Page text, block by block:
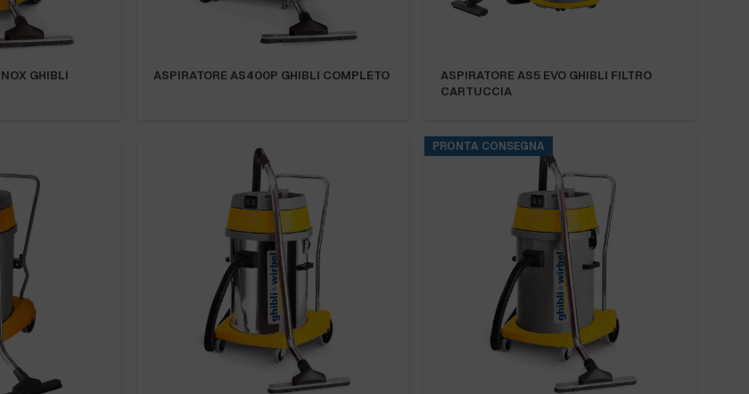
GHIBLI
ASPIRATORE AS400P GHIBLI COMPLETO
ASPIRATORE AS5 EVO GHIBLI FILTRO
CARTUCCIA
PRONTA CONSEGNA